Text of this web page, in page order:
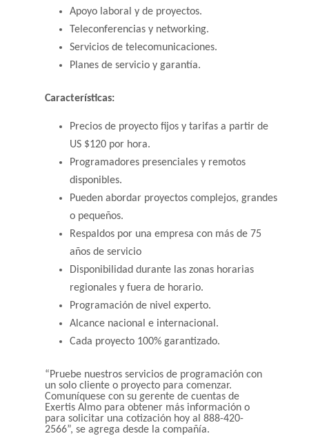
Apoyo laboral y de proyectos.
Teleconferencias y networking.
Servicios de telecomunicaciones.
Planes de servicio y garantía.
Características:
Precios de proyecto fijos y tarifas a partir de
US $120 por hora.
Programadores presenciales y remotos
disponibles.
Pueden abordar proyectos complejos, grandes
o pequeños.
Respaldos por una empresa con más de 75
años de servicio
Disponibilidad durante las zonas horarias
regionales y fuera de horario.
Programación de nivel experto.
Alcance nacional e internacional.
Cada proyecto 100% garantizado.
“Pruebe nuestros servicios de programación con
un solo cliente o proyecto para comenzar.
Comuníquese con su gerente de cuentas de
Exertis Almo para obtener más información o
para solicitar una cotización hoy al 888-420-
2566”, se agrega desde la compañía.